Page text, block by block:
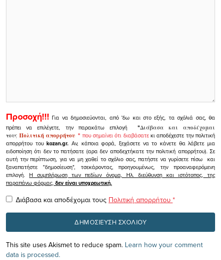
Προσοχή!!! Για να δημοσιεύονται, από 'δω και στο εξής, τα σχόλιά σας, θα
πρέπει να επιλέγετε, την παρακάτω επιλογή
"Διάβασα και αποδέχομαι
τουςΠολιτική απορρήτου" που σημαίνει ότι διαβάσατεκι αποδέχεστε την πολιτική
απορρήτου τουkozan.gr. Αν, κάποια φορά, ξεχάσετε να το κάνετε θα λάβετε μια
ειδοποίηση ότι δεν το πατήσατε (αρα δεν αποδεχτήκατε την πολιτική απορρήτου). Σε
αυτή την περίπτωση, για να μη χαθεί το σχόλιο σας, πατήστε να γυρίσετε πίσω και
ξαναπατήστε "δημοσίευση", τσεκάροντας, προηγουμένως, την προαναφερόμενη
επιλογή.Η συμπλήρωση των πεδίων όνομα, Ηλ. διεύθυνση και ιστότοπος, της
παραπάνω φόρμας, δεν είναι υποχρεωτική.
Διάβασα και αποδέχομαι τους Πολιτική απορρήτου *
This site uses Akismet to reduce spam. Learn how your comment
data is processed.